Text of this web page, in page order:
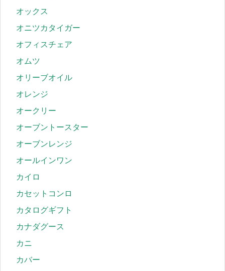
オックス
オニツカタイガー
オフィスチェア
オムツ
オリーブオイル
オレンジ
オークリー
オーブントースター
オーブンレンジ
オールインワン
カイロ
カセットコンロ
カタログギフト
カナダグース
カニ
カバー